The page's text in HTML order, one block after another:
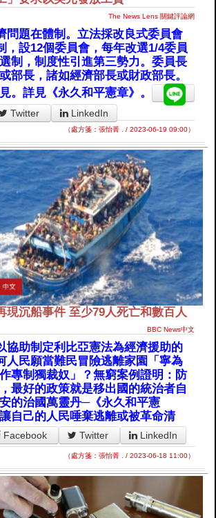
The News Lens 關鍵評論網
問題在體制。立法採改良式委員會
，設12個委員會，每年改選1/4委員
制，制度性引進第三勢力。委員長
部長，諸如經濟部長或財政部長。
。詳見《永久和平憲章》。
Twitter LinkedIn
（處方箋：張怡菁 . / 2023-06-19 09:00）
現沉船事件 至少79人死亡和數百人
BBC News中文
協助制定利比亞憲法為經濟援助的
人民願當難民冒險逃離家園「寧為
專制獨裁奴」？無窮案例證明：防
最好的政策就是移出國的統治者自
的治國萬靈丹─《永久和平憲
自己的人民唾棄逃離或被革命清
Facebook Twitter LinkedIn
（處方箋：張怡菁 . / 2023-06-18 11:00）